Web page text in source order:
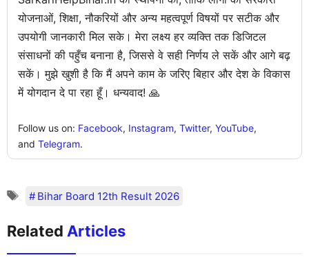
योजनाओं, शिक्षा, नौकरियों और अन्य महत्वपूर्ण विषयों पर सटीक और
उपयोगी जानकारी मिल सके। मेरा लक्ष्य हर व्यक्ति तक डिजिटल
संसाधनों की पहुँच बनाना है, जिससे वे सही निर्णय ले सकें और आगे बढ़
सकें। मुझे खुशी है कि मैं अपने काम के जरिए बिहार और देश के विकास
में योगदान दे पा रहा हूँ। धन्यवाद! 🙏
Follow us on: Facebook, Instagram, Twitter, YouTube,
and Telegram.
Bihar Board 12th Result 2026
Related Articles